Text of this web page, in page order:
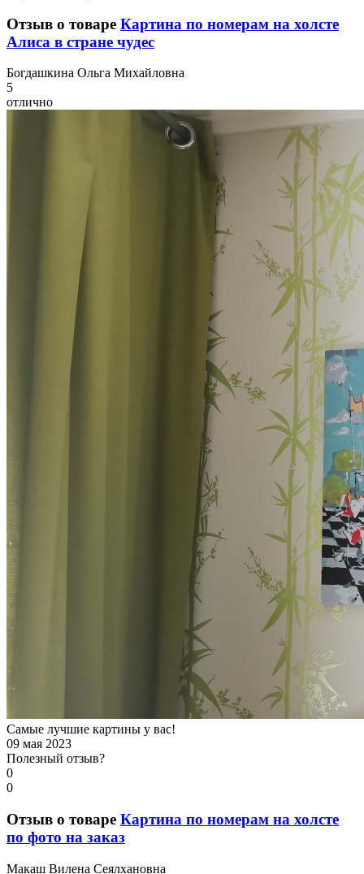
Отзыв о товаре Картина по номерам на холсте
Алиса в стране чудес
Богдашкина Ольга Михайловна
5
отлично
Самые лучшие картины у вас!
09 мая 2023
Полезный отзыв?
0
0
Отзыв о товаре Картина по номерам на холсте
по фото на заказ
Макаш Вилена Сеялхановна